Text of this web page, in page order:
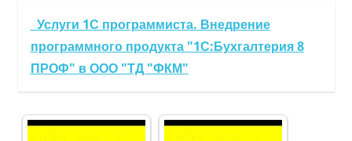
Услуги 1С программиста. Внедрение
программного продукта "1С:Бухгалтерия 8
ПРОФ" в ООО "ТД "ФКМ"